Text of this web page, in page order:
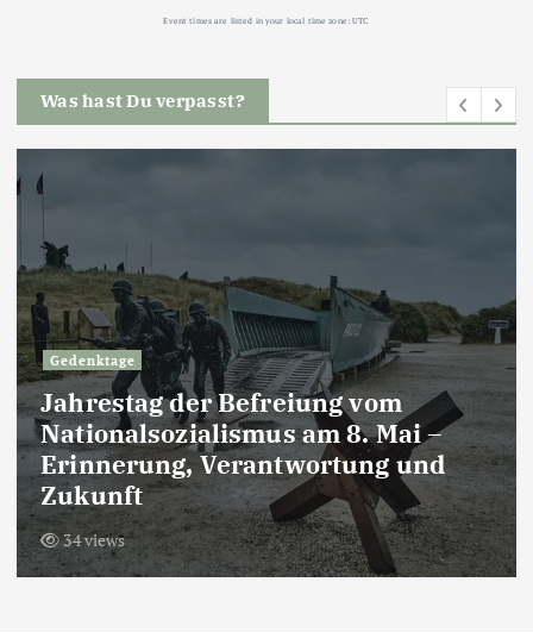
Event times are listed in your local time zone:UTC
Was hast Du verpasst?
Gedenktage
Jahrestag der Befreiung vom
Nationalsozialismus am 8. Mai –
Erinnerung, Verantwortung und
Zukunft
34 views